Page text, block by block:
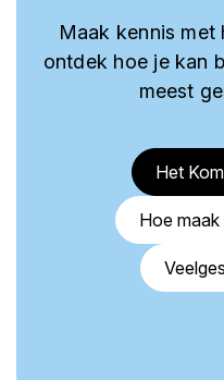
Maak kennis
ontdek hoe je kan
meest
Het
Hoe